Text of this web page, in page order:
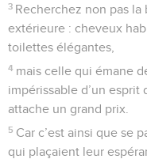
3 Recherchez non pas
extérieure : cheveux
toilettes élégantes,
4 mais celle qui émane
impérissable d’un
attache un grand prix.
5 Car c’est ainsi que se
qui plaçaient leur